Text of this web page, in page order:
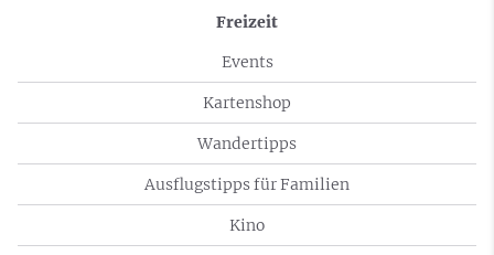
Freizeit
Events
Kartenshop
Wandertipps
Ausflugstipps für Familien
Kino